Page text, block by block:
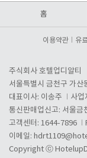
홈
이용약관 유
주식회사 호텔업디알티
서울특별시 금천구 가
대표이사: 이송주
사
통신판매업신고: 서울금
고객센터: 1644-7896
이메일:
Copyright ⓒ